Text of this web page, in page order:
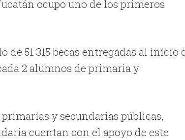
ocupo uno de los primeros
51 315 becas entregadas al inicio
2 alumnos de primaria y
y secundarias públicas,
cuentan con el apoyo de este